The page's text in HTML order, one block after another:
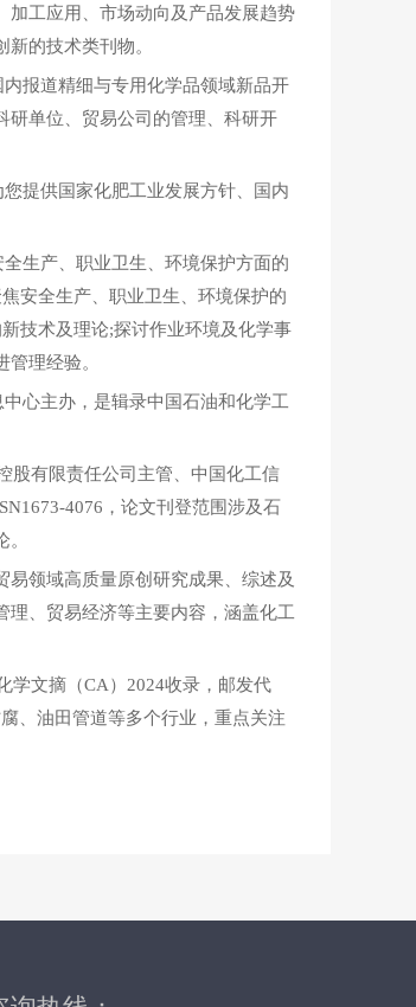
加工应用、市场动向及产品发展趋势
的技术类刊物。
报道精细与专用化学品领域新品开
研单位、贸易公司的管理、科研开
提供国家化肥工业发展方针、国内
生产、职业卫生、环境保护方面的
安全生产、职业卫生、环境保护的
技术及理论;探讨作业环境及化学事
理经验。
心主办，是辑录中国石油和化学工
股有限责任公司主管、中国化工信
4076，论文刊登范围涉及石
领域高质量原创研究成果、综述及
理、贸易经济等主要内容，涵盖化工
学文摘（CA）2024收录，邮发代
、油田管道等多个行业，重点关注